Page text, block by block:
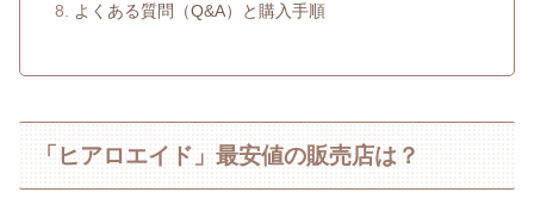
よくある質問（Q&A）と購入手順
「ヒアロエイド」最安値の販売店は？